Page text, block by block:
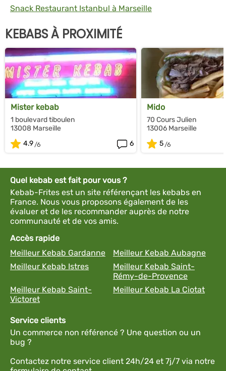
Snack Restaurant Istanbul à Marseille
KEBABS À PROXIMITÉ
Mister kebab
1 boulevard tiboulen
13008 Marseille
4.9
6
Mido
70 Cours Julien
13006 Marseille
5
Quel kebab est fait pour vous ?
Kebab-Frites est un site référençant les kebabs en
France. Nous vous proposons également de les
évaluer et de les recommander auprès de notre
communauté et de vos amis.
Accès rapide
Meilleur Kebab Gardanne
Meilleur Kebab Aubagne
Meilleur Kebab Istres
Meilleur Kebab Saint-
Rémy-de-Provence
Meilleur Kebab Saint-
Victoret
Meilleur Kebab La Ciotat
Service clients
Un commerce non référencé ? Une question ou un
bug ?
Contactez notre service client 24h/24 et 7j/7 via notre